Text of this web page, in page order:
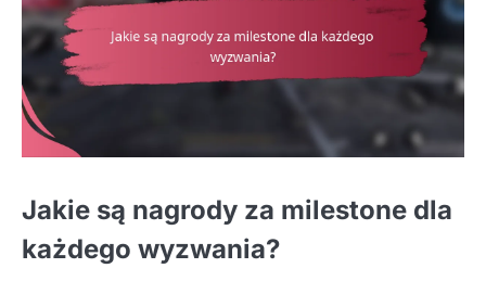
Jakie są nagrody za milestone dla
każdego wyzwania?